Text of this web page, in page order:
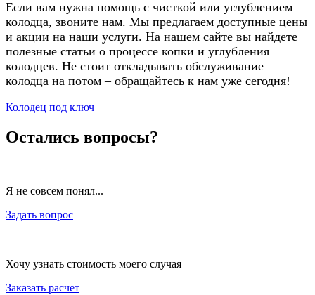
Если вам нужна помощь с чисткой или углублением
колодца, звоните нам. Мы предлагаем доступные цены
и акции на наши услуги. На нашем сайте вы найдете
полезные статьи о процессе копки и углубления
колодцев. Не стоит откладывать обслуживание
колодца на потом – обращайтесь к нам уже сегодня!
Колодец под ключ
Остались вопросы?
Я не совсем понял...
Задать вопрос
Хочу узнать стоимость моего случая
Заказать расчет